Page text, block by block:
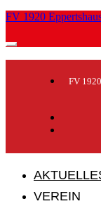
FV 1920
FV
VEREIN